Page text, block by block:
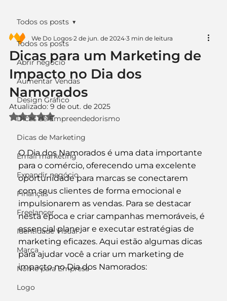
Todos os posts
Abrir negócio
Aumentar Vendas
Design Gráfico
Dicas de Empreendedorismo
Dicas de Marketing
Email marketing
Expandir negócio
Finanças
Freelancer
Identidade Visual
Marca
Nome para Empresa
Logo
Todos os posts
Dicas para um Marketing de
Impacto no Dia dos
Namorados
We Do Logos 2 de jun. de 2024 3 min de leitura
Atualizado: 9 de out. de 2025
Avaliado com NaN de 5 estrelas.
O Dia dos Namorados é uma data importante
para o comércio, oferecendo uma excelente
oportunidade para marcas se conectarem
com seus clientes de forma emocional e
impulsionarem as vendas. Para se destacar
nesta época e criar campanhas memoráveis, é
essencial planejar e executar estratégias de
marketing eficazes. Aqui estão algumas dicas
para ajudar você a criar um marketing de
impacto no Dia dos Namorados: